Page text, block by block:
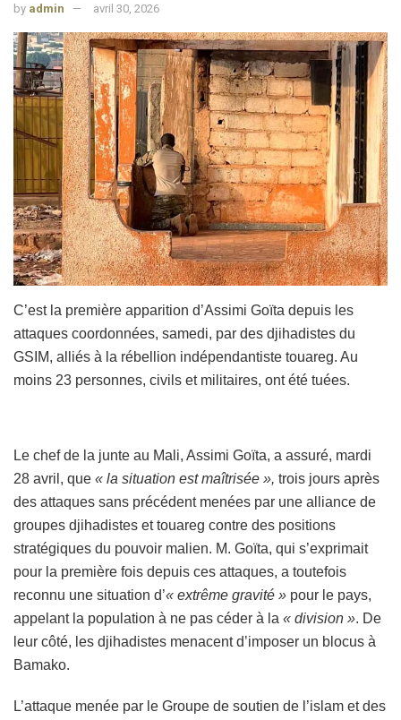
by admin avril 30, 2026
C’est la première apparition d’Assimi Goïta depuis les
attaques coordonnées, samedi, par des djihadistes du
GSIM, alliés à la rébellion indépendantiste touareg. Au
moins 23 personnes, civils et militaires, ont été tuées.
Le chef de la junte au Mali, Assimi Goïta, a assuré, mardi
28 avril, que « la situation est maîtrisée », trois jours après
des attaques sans précédent menées par une alliance de
groupes djihadistes et touareg contre des positions
stratégiques du pouvoir malien. M. Goïta, qui s’exprimait
pour la première fois depuis ces attaques, a toutefois
reconnu une situation d’« extrême gravité » pour le pays,
appelant la population à ne pas céder à la « division ». De
leur côté, les djihadistes menacent d’imposer un blocus à
Bamako.
L’attaque menée par le Groupe de soutien de l’islam et des